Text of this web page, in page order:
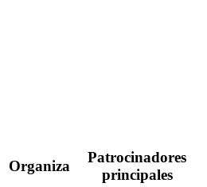
Organiza
Patrocinadores
principales